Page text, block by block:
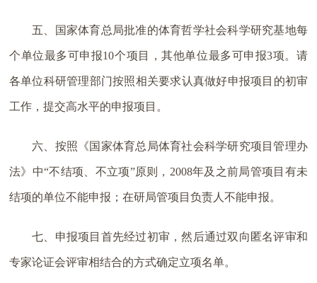
五、国家体育总局批准的体育哲学社会科学研究基地每
个单位最多可申报10个项目，其他单位最多可申报3项。请
各单位科研管理部门按照相关要求认真做好申报项目的初审
工作，提交高水平的申报项目。
六、按照《国家体育总局体育社会科学研究项目管理办
法》中“不结项、不立项”原则，2008年及之前局管项目有未
结项的单位不能申报；在研局管项目负责人不能申报。
七、申报项目首先经过初审，然后通过双向匿名评审和
专家论证会评审相结合的方式确定立项名单。